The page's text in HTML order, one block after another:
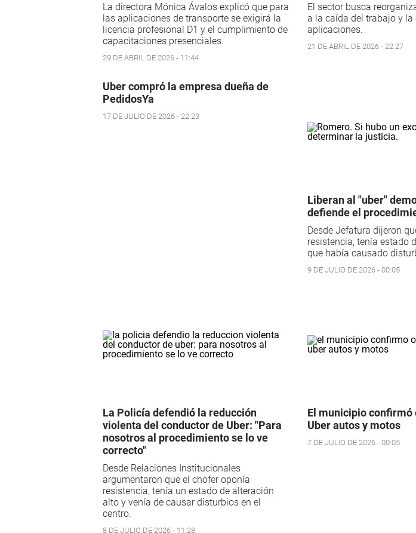
La directora Mónica Ávalos explicó que para
las aplicaciones de transporte se exigirá la
licencia profesional D1 y el cumplimiento de
capacitaciones presenciales.
29 DE ABRIL DE 2026 - 11:44
El sector busca
a la caída del trabajo y
aplicaciones.
21 DE ABRIL DE 2026 - 22:27
Uber compró la empresa dueña de
PedidosYa
17 DE JULIO DE 2026 - 22:23
Liberan al "uber"
defiende el
Desde Jefatura dijeron
resistencia, tenía estado
que había causado
9 DE JULIO DE 2026 - 00:05
La Policía defendió la reducción
violenta del conductor de Uber: "Para
nosotros al procedimiento se lo ve
correcto"
Desde Relaciones Institucionales
argumentaron que el chofer oponía
resistencia, tenía un estado de alteración
alto y venía de causar disturbios en el
centro.
8 DE JULIO DE 2026 - 11:28
El municipio confirmó
Uber autos y motos
7 DE JULIO DE 2026 - 00:05